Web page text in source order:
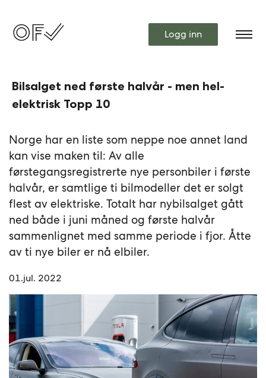
Logg inn
Bilsalget ned første halvår - men hel-
elektrisk Topp 10
Norge har en liste som neppe noe annet land
kan vise maken til: Av alle
førstegangsregistrerte nye personbiler i første
halvår, er samtlige ti bilmodeller det er solgt
flest av elektriske. Totalt har nybilsalget gått
ned både i juni måned og første halvår
sammenlignet med samme periode i fjor. Åtte
av ti nye biler er nå elbiler.
01.jul. 2022